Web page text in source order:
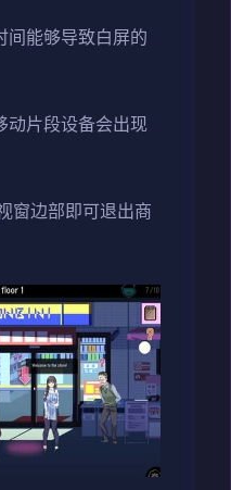
能够导致白屏的
片段设备会出现
边部即可退出商